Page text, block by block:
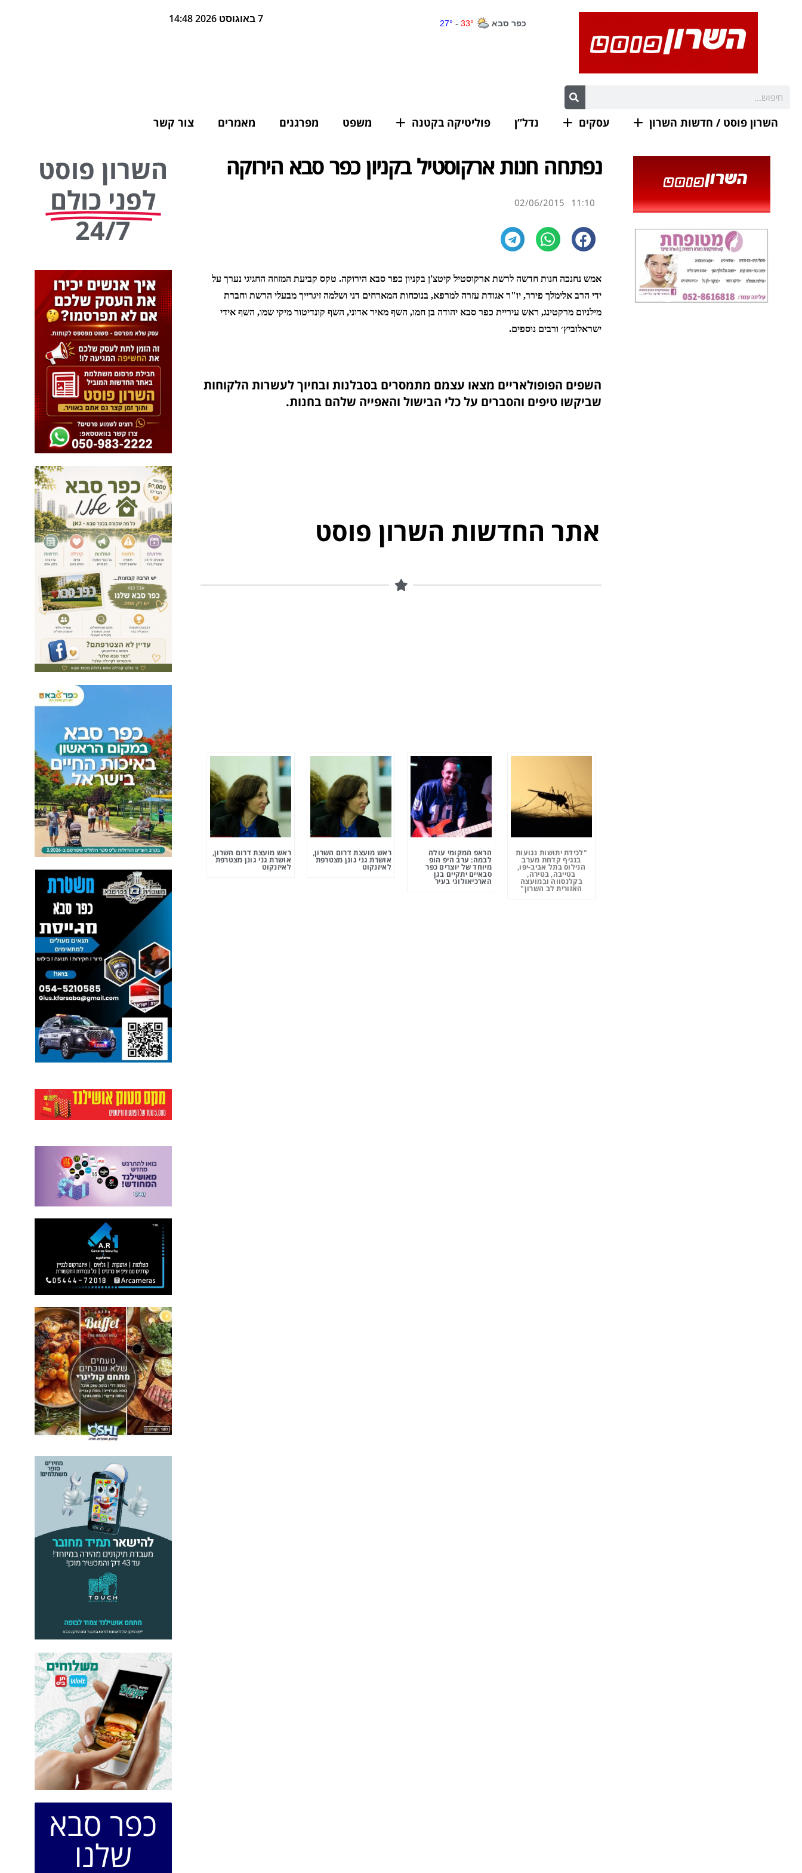
7 באוגוסט 2026 14:48
השרון פוסט / חדשות השרון עסקים נדל”ן פוליטיקה בקטנה משפט מפרגנים מאמרים צור קשר
נפתחה חנות ארקוסטיל בקניון כפר סבא הירוקה
11:10
02/06/2015
אמש נחנכה חנות חדשה לרשת ארקוסטיל קיטצ'ן בקניון כפר סבא הירוקה. טקס קביעת המזוזה החגיגי נערך על
ידי הרב אלימלך פירר, יו"ר אגודת עזרה למרפא, בנוכחות המארחים דני ושלמה זיגרייך מבעלי הרשת וחברת
מילניום מרקטינג, ראש עיריית כפר סבא יהודה בן חמו, השף מאיר אדוני, השף קונדיטור מיקי שמו, השף אידי
ישראלוביץ׳ ורבים נוספים.
השפים הפופולאריים מצאו עצמם מתמסרים בסבלנות ובחיוך לעשרות הלקוחות
שביקשו טיפים והסברים על כלי הבישול והאפייה שלהם בחנות.
אתר החדשות השרון פוסט ניכולם
"לכידת יתושות נגועות
בנגיף קדחת מערב
הנילוס בתל אביב-יפו,
בטייבה, בטירה,
בקלנסווה ובמועצה
האזורית לב השרון"
הראפ המקומי עולה
לבמה: ערב היפ הופ
מיוחד של יוצרים כפר
סבאיים יתקיים בגן
הארכיאולוגי בעיר
ראש מועצת דרום השרון,
אושרת גני גונן מצטרפת
לאיזנקוט
ראש מועצת דרום השרון,
אושרת גני גונן מצטרפת
לאיזנקוט
השרון פוסט
לפני כולם
24/7
כפר סבא
שלנו